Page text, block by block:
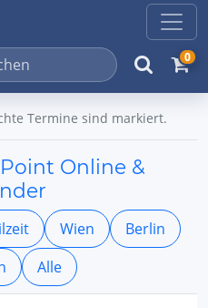
0
Termine sind markiert.
Online &
Wien
Berlin
Alle